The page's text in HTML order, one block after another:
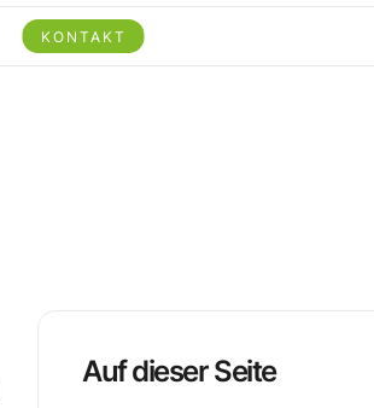
KONTAKT
Auf dieser Seite